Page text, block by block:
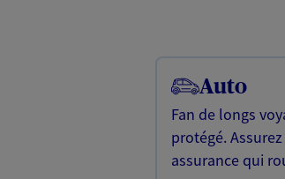
Auto
Fan de longs
protégé.
assurance qui